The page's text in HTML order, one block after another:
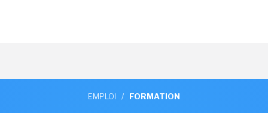
EMPLOI / FORMATION